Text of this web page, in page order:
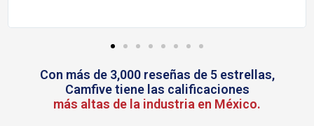
Con más de 3,000 reseñas de 5 estrellas,
Camfive tiene las calificaciones
más altas de la industria en México.